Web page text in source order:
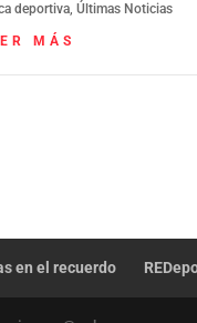
deportiva,Últimas Noticias
MÁS
en el recuerdo